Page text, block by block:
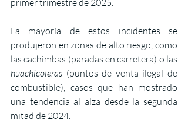
La mayoría de estos incidentes se
produjeron en zonas de alto riesgo, como
huachicoleras (puntos de venta ilegal de
combustible), casos que han mostrado
una tendencia al alza desde la segunda
mitad de 2024.